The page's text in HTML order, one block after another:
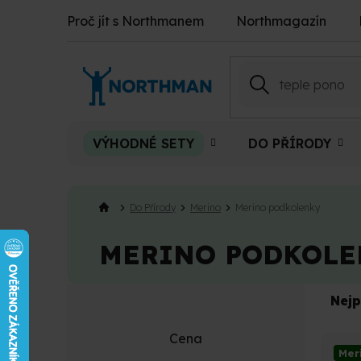
Proč jít s Northmanem Northmagazín
VÝHODNÉ SETY DO PŘÍRODY
Do Přírody Merino Merino podkolenky
MERINO
Cena